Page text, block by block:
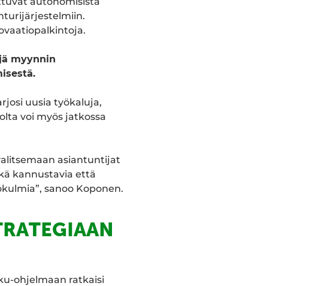
myynnin
uusia työkaluja,
voi myös jatkossa
asiantuntijat
kannustavia että
sanoo Koponen.
ohjelmaan ratkaisi